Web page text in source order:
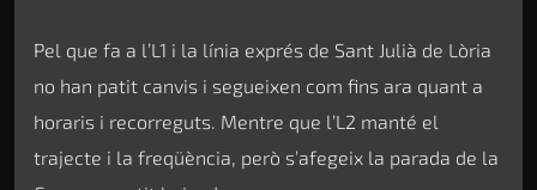
Pel que fa a l’L1 i la línia exprés de Sant Julià de Lòria
no han patit canvis i segueixen com fins ara quant a
horaris i recorreguts. Mentre que l’L2 manté el
trajecte i la freqüència, però s’afegeix la parada de la